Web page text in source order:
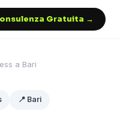
Gratuita →
a Bari
📍 Bari